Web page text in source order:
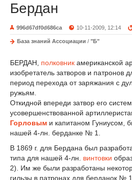
Бердан
996d67df0d686ca 10-11-2009, 12:14
База знаний Ассоциации / "Б"
БЕРДАН, полковник американской
изобретатель затворов и патронов
период перехода от заряжания с
ружьям.
Откидной впереди затвор его
усовершенствованной
Горловым и капитаном Гуниусом,
нашей 4-лн. берданке № 1.
В 1869 г. для Бердана был
типа для нашей 4-лн. винтовки
2). Им же были разработаны
гильзы в патронах для берданок №